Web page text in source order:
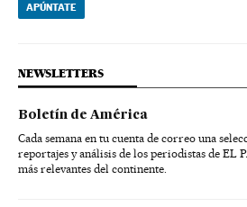
APÚNTATE
NEWSLETTERS
Boletín de América
Cada semana en tu cuenta de correo una
reportajes y análisis de los periodistas de EL
más relevantes del continente.